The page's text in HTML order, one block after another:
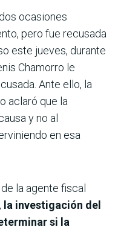
ocasiones
pero fue recusada
este jueves, durante
Chamorro le
Ante ello, la
aclaró que la
y no al
en esa
la agente fiscal
la investigación del
si la